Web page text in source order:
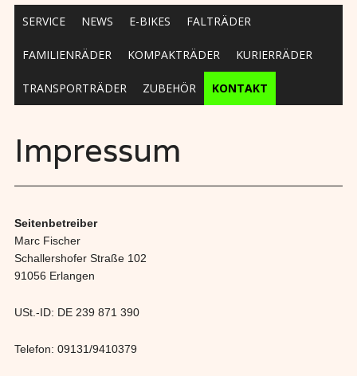
Main menu
SERVICE NEWS E-BIKES FALTRÄDER
FAMILIENRÄDER KOMPAKTRÄDER KURIERRÄDER
TRANSPORTRÄDER ZUBEHÖR KONTAKT
Impressum
Seitenbetreiber
Marc Fischer
Schallershofer Straße 102
91056 Erlangen
USt.-ID: DE 239 871 390
Telefon: 09131/9410379